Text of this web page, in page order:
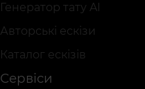
Генератор тату AI
Авторські ескізи
Каталог ескізів
Сервіси